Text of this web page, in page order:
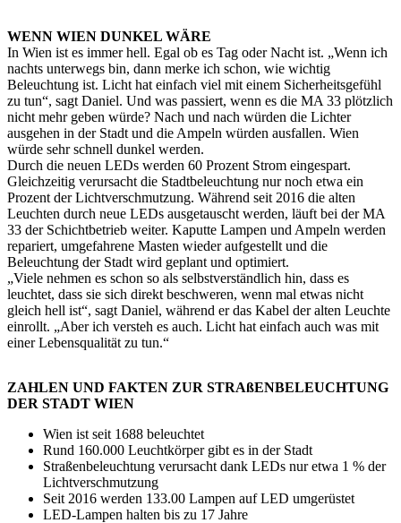
WENN WIEN DUNKEL WÄRE
In Wien ist es immer hell. Egal ob es Tag oder Nacht ist. „Wenn ich
nachts unterwegs bin, dann merke ich schon, wie wichtig
Beleuchtung ist. Licht hat einfach viel mit einem Sicherheitsgefühl
zu tun“, sagt Daniel. Und was passiert, wenn es die MA 33 plötzlich
nicht mehr geben würde? Nach und nach würden die Lichter
ausgehen in der Stadt und die Ampeln würden ausfallen. Wien
würde sehr schnell dunkel werden.
Durch die neuen LEDs werden 60 Prozent Strom eingespart.
Gleichzeitig verursacht die Stadtbeleuchtung nur noch etwa ein
Prozent der Lichtverschmutzung. Während seit 2016 die alten
Leuchten durch neue LEDs ausgetauscht werden, läuft bei der MA
33 der Schichtbetrieb weiter. Kaputte Lampen und Ampeln werden
repariert, umgefahrene Masten wieder aufgestellt und die
Beleuchtung der Stadt wird geplant und optimiert.
„Viele nehmen es schon so als selbstverständlich hin, dass es
leuchtet, dass sie sich direkt beschweren, wenn mal etwas nicht
gleich hell ist“, sagt Daniel, während er das Kabel der alten Leuchte
einrollt. „Aber ich versteh es auch. Licht hat einfach auch was mit
einer Lebensqualität zu tun.“
ZAHLEN UND FAKTEN ZUR STRAßENBELEUCHTUNG
DER STADT WIEN
Wien ist seit 1688 beleuchtet
Rund 160.000 Leuchtkörper gibt es in der Stadt
Straßenbeleuchtung verursacht dank LEDs nur etwa 1 % der
Lichtverschmutzung
Seit 2016 werden 133.00 Lampen auf LED umgerüstet
LED-Lampen halten bis zu 17 Jahre